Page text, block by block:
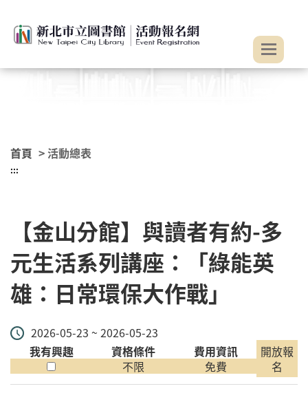
首頁 > 活動總表
:::
【金山分館】與讀者有約-多
元生活系列講座：「綠能英
雄：日常環保大作戰」
2026-05-23 ~ 2026-05-23
我有興趣
資格條件
不限
費用資訊
免費
開放報
名